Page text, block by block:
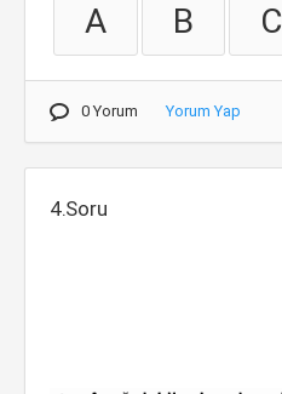
A B C
0 Yorum Yorum Yap
4.Soru